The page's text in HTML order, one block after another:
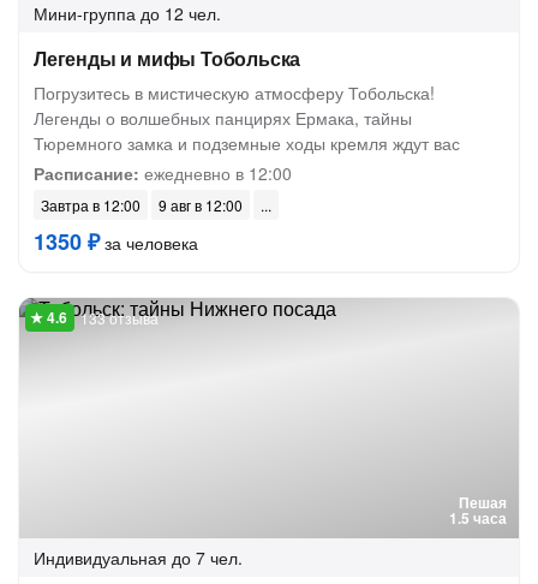
Мини-группа до 12 чел.
Легенды и мифы Тобольска
Погрузитесь в мистическую атмосферу Тобольска!
Легенды о волшебных панцирях Ермака, тайны
Тюремного замка и подземные ходы кремля ждут вас
Расписание: ежедневно в 12:00
Завтра в 12:00 9 авг в 12:00
1350 ₽за человека
Пешая
1.5 часа
133 отзыва
Индивидуальная до 7 чел.